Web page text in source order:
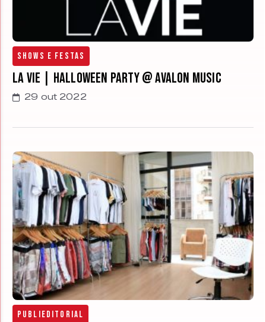
Shows e Festas
La Vie | Halloween Party @ Avalon Music
29 out 2022
Publieditorial